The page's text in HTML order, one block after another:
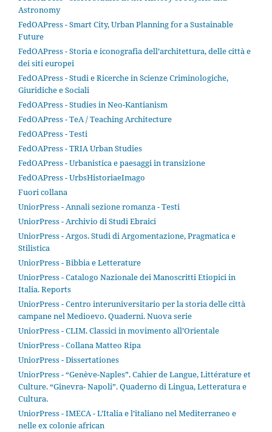
Astronomy
FedOAPress - Smart City, Urban Planning for a Sustainable
Future
FedOAPress - Storia e iconografia dell’architettura, delle città e
dei siti europei
FedOAPress - Studi e Ricerche in Scienze Criminologiche,
Giuridiche e Sociali
FedOAPress - Studies in Neo-Kantianism
FedOAPress - TeA / Teaching Architecture
FedOAPress - Testi
FedOAPress - TRIA Urban Studies
FedOAPress - Urbanistica e paesaggi in transizione
FedOAPress - UrbsHistoriaeImago
Fuori collana
UniorPress - Annali sezione romanza - Testi
UniorPress - Archivio di Studi Ebraici
UniorPress - Argos. Studi di Argomentazione, Pragmatica e
Stilistica
UniorPress - Bibbia e Letterature
UniorPress - Catalogo Nazionale dei Manoscritti Etiopici in
Italia. Reports
UniorPress - Centro interuniversitario per la storia delle città
campane nel Medioevo. Quaderni. Nuova serie
UniorPress - CLIM. Classici in movimento all’Orientale
UniorPress - Collana Matteo Ripa
UniorPress - Dissertationes
UniorPress - “Genève-Naples”. Cahier de Langue, Littérature et
Culture. “Ginevra- Napoli”. Quaderno di Lingua, Letteratura e
Cultura.
UniorPress - IMECA - L’Italia e l’italiano nel Mediterraneo e
nelle ex colonie african